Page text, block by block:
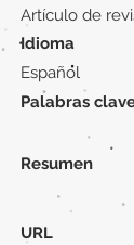
Artículo de
Idioma
Español
Palabras
Resumen
URL